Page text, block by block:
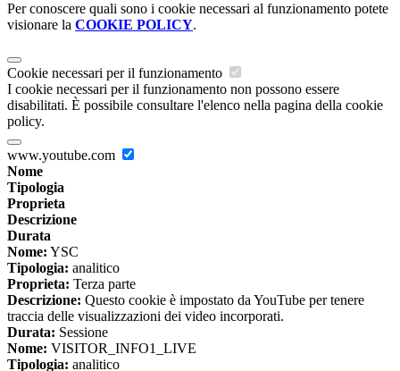
Per conoscere quali sono i cookie necessari al funzionamento potete
visionare la COOKIE POLICY.
Cookie necessari per il funzionamento
I cookie necessari per il funzionamento non possono essere
disabilitati. È possibile consultare l'elenco nella pagina della cookie
policy.
www.youtube.com
Nome
Tipologia
Proprieta
Descrizione
Durata
Nome: YSC
Tipologia: analitico
Proprieta: Terza parte
Descrizione: Questo cookie è impostato da YouTube per tenere
traccia delle visualizzazioni dei video incorporati.
Durata: Sessione
Nome: VISITOR_INFO1_LIVE
Tipologia: analitico